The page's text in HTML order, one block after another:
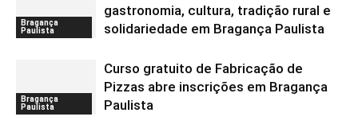
Bragança
Paulista
gastronomia, cultura, tradição rural e
solidariedade em Bragança Paulista
Bragança
Paulista
Curso gratuito de Fabricação de
Pizzas abre inscrições em Bragança
Paulista